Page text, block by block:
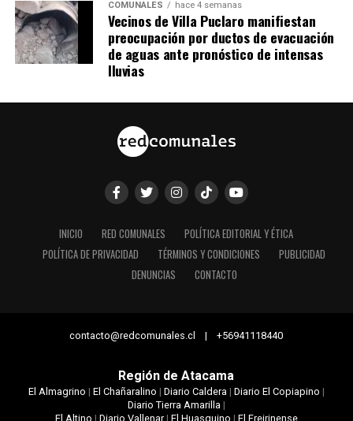
COMUNALES hace 4 semanas
Vecinos de Villa Puclaro manifiestan
preocupación por ductos de evacuación
de aguas ante pronóstico de intensas
lluvias
INICIO RED COMUNALES
POLÍTICA EDITORIAL Y ÉTICA
POLÍTICA DE PRIVACIDAD
TÉRMINOS Y CONDICIONES
PUBLICIDAD
DENUNCIAS
CONTACTO
contacto@redcomunales.cl | +56941118440
Región de Atacama
El Almagrino | El Chañaralino | Diario Caldera| Diario El Copiapino |
Diario Tierra Amarilla|
El Altino | Diario Vallenar| El Huasquino | El Freirinense